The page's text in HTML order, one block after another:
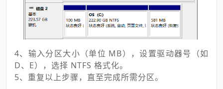
4、输入分区大小（单位 MB），设置驱动器号（如
D、E），选择 NTFS 格式化。
5、重复以上步骤，直至完成所需分区。